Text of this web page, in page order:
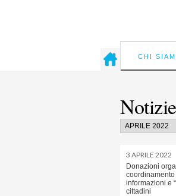
CHI
Notizie
3 APRILE 2022
Donazioni
informazioni e
cittadini